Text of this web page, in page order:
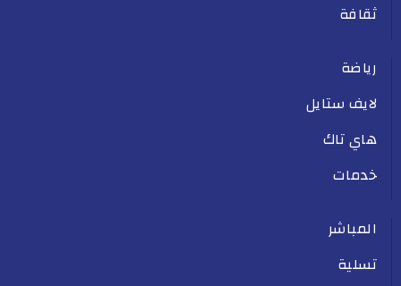
ثقافة
رياضة
لايف ستايل
هاي تاك
خدمات
المباشر
تسلية